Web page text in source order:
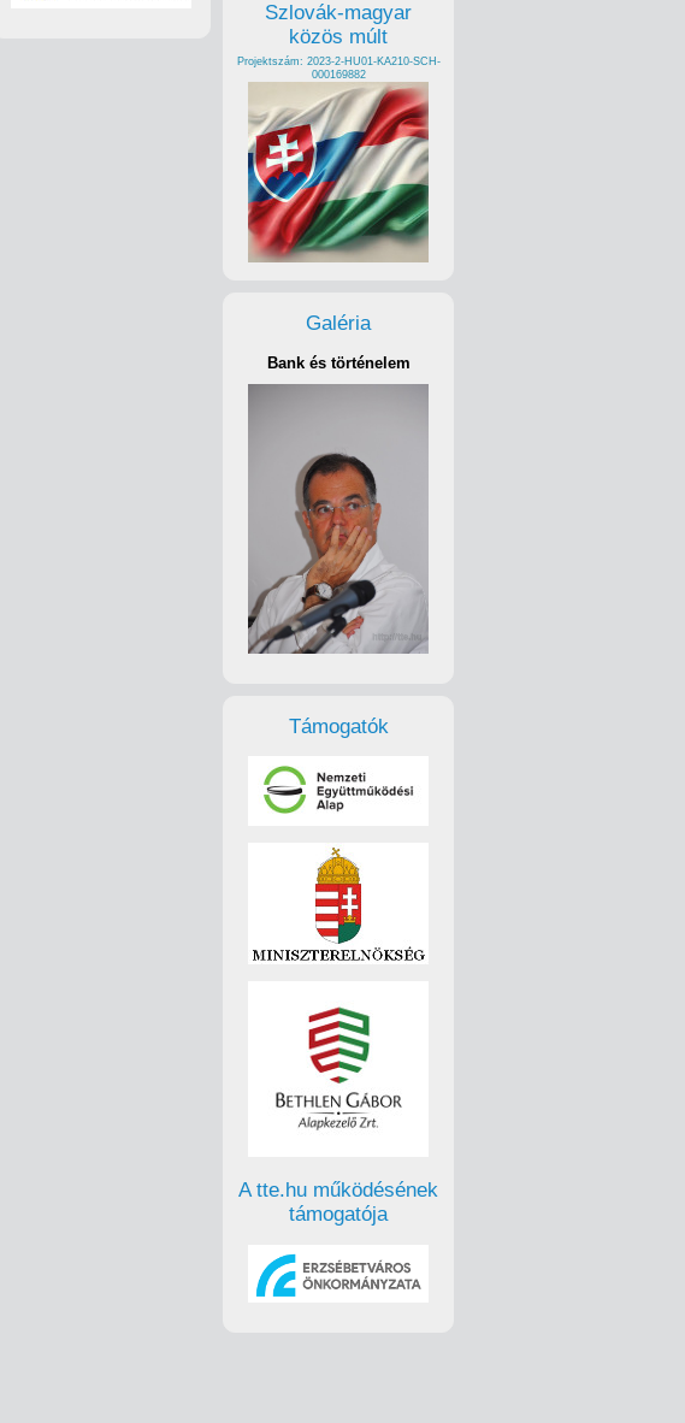
Szlovák-magyar
közös múlt
Projektszám: 2023-2-HU01-KA210-SCH-
000169882
Galéria
Bank és történelem
Támogatók
A tte.hu működésének
támogatója